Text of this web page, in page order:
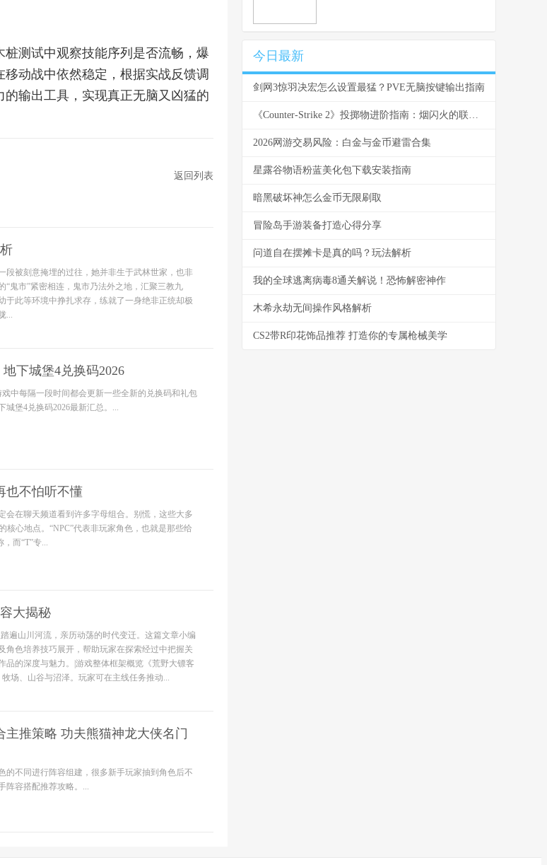
测试中观察技能序列是否流畅，爆
动战中依然稳定，根据实战反馈调
输出工具，实现真正无脑又凶猛的
返回列表
段被刻意掩埋的过往，她并非生于武林世家，也非
鬼市”紧密相连，鬼市乃法外之地，汇聚三教九
于此等环境中挣扎求存，练就了一身绝非正统却极
...
下城堡4兑换码2026
中每隔一段时间都会更新一些全新的兑换码和礼包
堡4兑换码2026最新汇总。...
也不怕听不懂
会在聊天频道看到许多字母组合。别慌，这些大多
核心地点。“NPC”代表非玩家角色，也就是那些给
而“T”专...
大揭秘
遍山川河流，亲历动荡的时代变迁。这篇文章小编
角色培养技巧展开，帮助玩家在探索经过中把握关
的深度与魅力。|游戏整体框架概览《荒野大镖客
场、山谷与沼泽。玩家可在主线任务推动...
推策略 功夫熊猫神龙大侠名门
的不同进行阵容组建，很多新手玩家抽到角色后不
阵容搭配推荐攻略。...
今日最新
剑网3惊羽决宏怎么设置最猛？PVE无脑按键输出指南
《Counter-Strike 2》投掷物进阶指南：烟闪火的联动思路
2026网游交易风险：白金与金币避雷合集
星露谷物语粉蓝美化包下载安装指南
暗黑破坏神怎么金币无限刷取
冒险岛手游装备打造心得分享
问道自在摆摊卡是真的吗？玩法解析
我的全球逃离病毒8通关解说！恐怖解密神作
木希永劫无间操作风格解析
CS2带R印花饰品推荐 打造你的专属枪械美学